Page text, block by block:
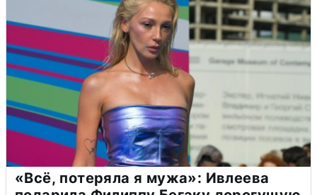
«Всё, потеряла я мужа»: Ивлеева